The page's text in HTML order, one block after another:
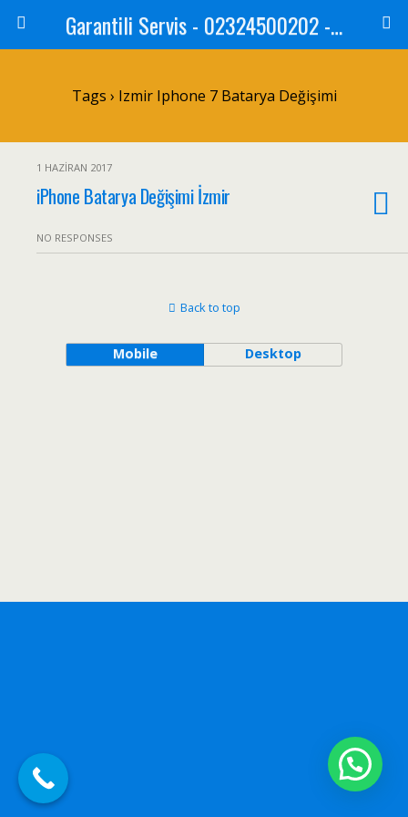
Garantili Servis - 02324500202 - 05434550202
Tags › Izmir Iphone 7 Batarya Değişimi
1 HAZIRAN 2017
iPhone Batarya Değişimi İzmir
NO RESPONSES
Back to top
Mobile Desktop